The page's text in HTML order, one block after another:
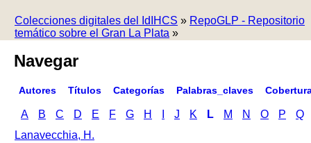
Colecciones digitales del IdIHCS » RepoGLP - Repositorio
temático sobre el Gran La Plata »
Navegar
Autores Títulos Categorías Palabras_claves
A B C D E F G H J K L M N O P
Q
Lanavecchia, H.